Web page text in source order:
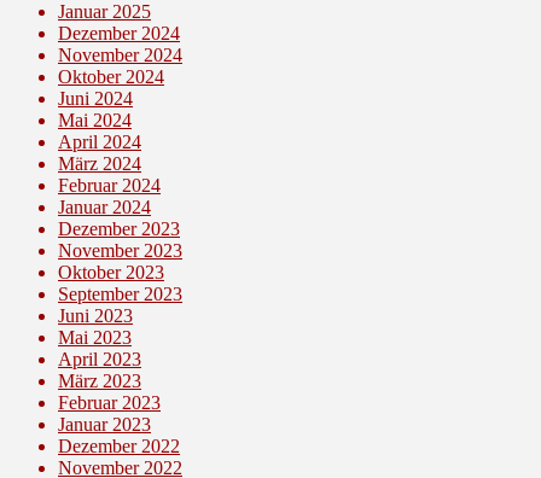
Januar 2025
Dezember 2024
November 2024
Oktober 2024
Juni 2024
Mai 2024
April 2024
März 2024
Februar 2024
Januar 2024
Dezember 2023
November 2023
Oktober 2023
September 2023
Juni 2023
Mai 2023
April 2023
März 2023
Februar 2023
Januar 2023
Dezember 2022
November 2022